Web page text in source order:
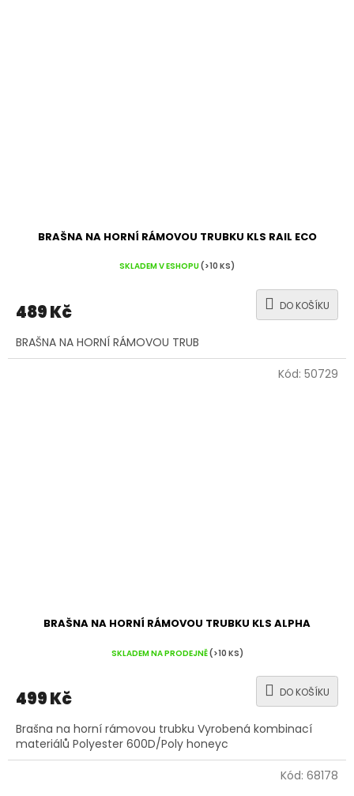
BRAŠNA NA HORNÍ RÁMOVOU TRUBKU KLS RAIL ECO
SKLADEM V ESHOPU(>10 KS)
489 Kč DO KOŠÍKU
BRAŠNA NA HORNÍ RÁMOVOU TRUB
BRAŠNA NA HORNÍ RÁMOVOU TRUBKU KLS ALPHA
SKLADEM NA PRODEJNĚ(>10 KS)
499 Kč DO KOŠÍKU
Brašna na horní rámovou trubku Vyrobená kombinací
materiálů Polyester 600D/Poly honeyc
Kód: 50729
Kód: 68178